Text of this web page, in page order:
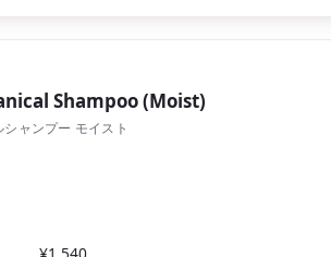
Shampoo (Moist)
ャンプー モイスト